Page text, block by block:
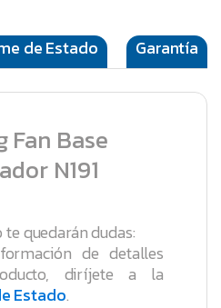
de Estado Garantía
Fan Base
N191
te quedarán dudas:
de detalles
diríjete a la
Estado.